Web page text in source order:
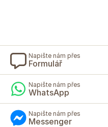
Napište nám přes
Formulář
Napište nám přes
WhatsApp
Napište nám přes
Messenger